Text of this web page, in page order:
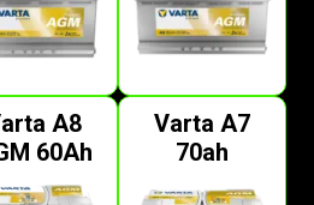
A8
60Ah
Varta A7
70ah